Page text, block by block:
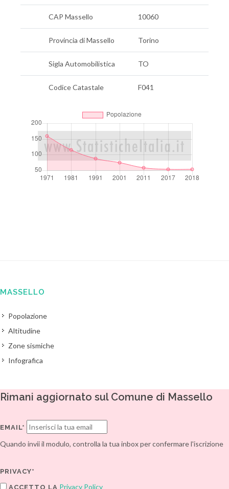
CAP Massello 10060
Provincia di Massello Torino
Sigla Automobilistica TO
Codice Catastale F041
MASSELLO
Popolazione
Altitudine
Zone sismiche
Infografica
Rimani aggiornato sul Comune di Massello
EMAIL*
Quando invii il modulo, controlla la tua inbox per confermare l'iscrizione
PRIVACY*
ACCETTO LA Privacy Policy